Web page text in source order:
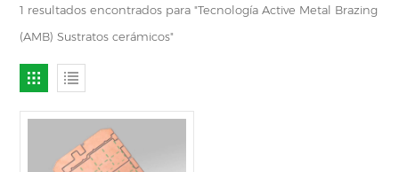
1 resultados encontrados para "Tecnología Active Metal Brazing
(AMB) Sustratos cerámicos"